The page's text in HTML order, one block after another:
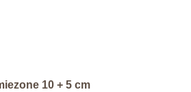
10 + 5 cm